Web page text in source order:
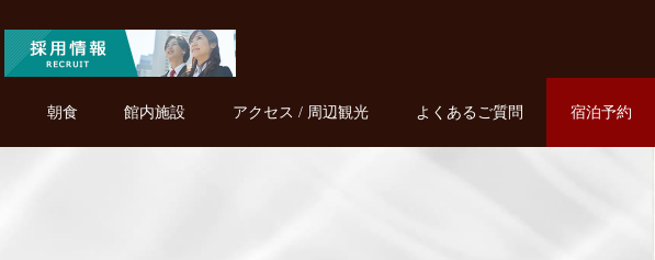
朝食 館内施設 アクセス / 周辺観光 よくあるご質問 宿泊予約